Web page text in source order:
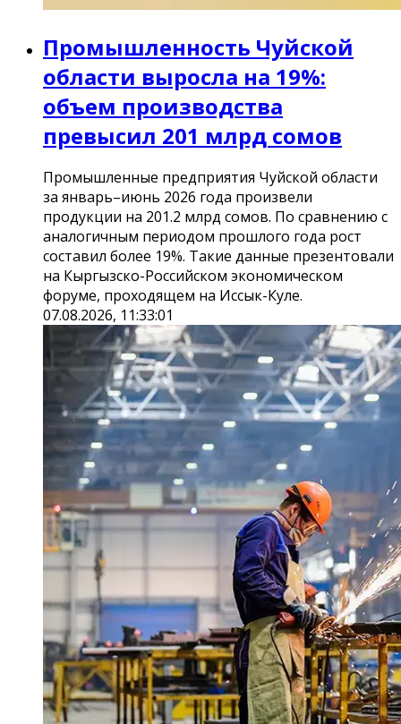
Промышленность Чуйской
области выросла на 19%:
объем производства
превысил 201 млрд сомов
Промышленные предприятия Чуйской области
за январь–июнь 2026 года произвели
продукции на 201.2 млрд сомов. По сравнению с
аналогичным периодом прошлого года рост
составил более 19%. Такие данные презентовали
на Кыргызско-Российском экономическом
форуме, проходящем на Иссык-Куле.
07.08.2026, 11:33:01